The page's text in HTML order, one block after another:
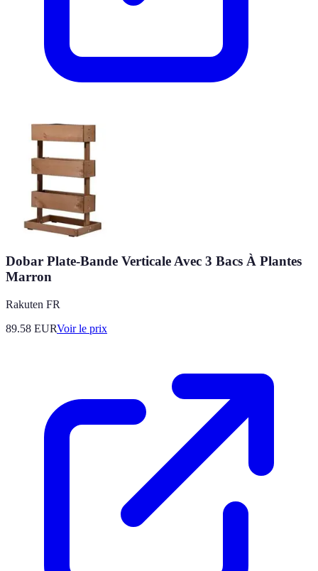
Dobar Plate-Bande Verticale Avec 3 Bacs À Plantes
Marron
Rakuten FR
89.58 EURVoir le prix